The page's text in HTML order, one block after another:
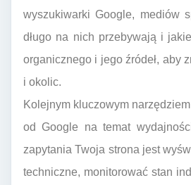
wyszukiwarki Google, mediów
długo na nich przebywają i
organicznego i jego źródeł, aby
i okolic.
Kolejnym kluczowym
od Google na temat
zapytania Twoja strona jest
techniczne, monitorować stan